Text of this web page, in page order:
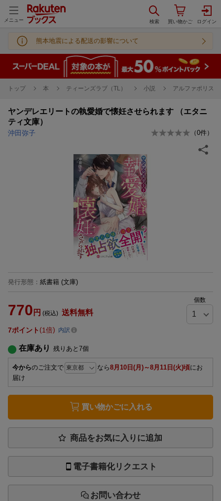
メニュー
熊本地震による配送の影響について
トップ 本 ティーンズラブ（TL） 小説 アルファポリス
ヤンデレエリートの執愛婚で懐妊させられます （エタニ
ティ文庫）
沖田弥子 （0件）
発行形態 ： 紙書籍 (文庫)
770 円 (税込) 送料無料
個数
7ポイント 1倍 内訳
在庫あり 残りあと 7個
今からのご注文で なら8月10日(月)～8月11日(火)頃にお
届け
買い物かごに入れる
商品をお気に入りに追加
電子書籍化リクエスト
お問い合わせ